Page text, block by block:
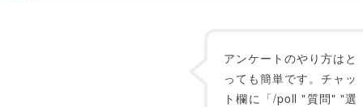
アンケートのやり方はと
っても簡単です。チャッ
ト欄に「/poll "質問" "選